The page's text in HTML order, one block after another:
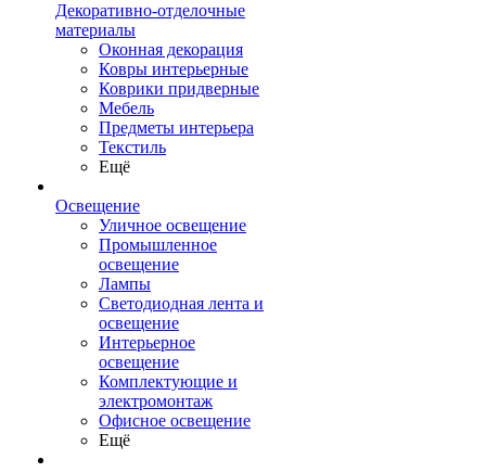
Декоративно-отделочные
материалы
Оконная декорация
Ковры интерьерные
Коврики придверные
Мебель
Предметы интерьера
Текстиль
Ещё
Освещение
Уличное освещение
Промышленное
освещение
Лампы
Светодиодная лента и
освещение
Интерьерное
освещение
Комплектующие и
электромонтаж
Офисное освещение
Ещё